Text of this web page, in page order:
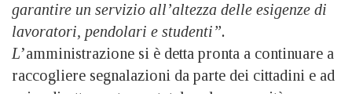
garantire un servizio all’altezza delle esigenze di
lavoratori, pendolari e studenti”.
L’amministrazione si è detta pronta a continuare a
raccogliere segnalazioni da parte dei cittadini e ad